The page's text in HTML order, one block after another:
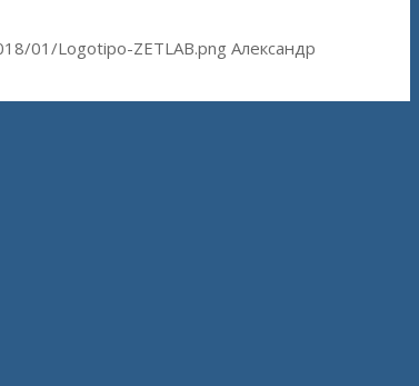
01/Logotipo-ZETLAB.png Александр